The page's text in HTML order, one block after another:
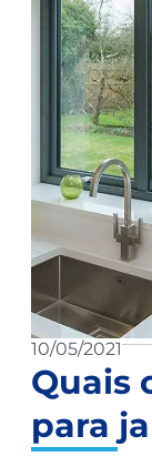
10/05/2021
Quais
para